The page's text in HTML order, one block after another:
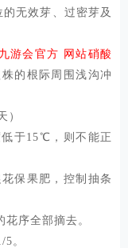
无效芽、过密芽及
游会官方网站硝酸
的根际周围浅沟冲
）
于15℃，则不能正
保果肥，控制抽条
序全部摘去。
。